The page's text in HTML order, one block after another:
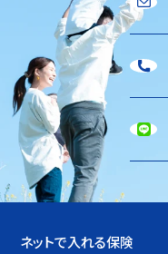
ネットで入れる保険